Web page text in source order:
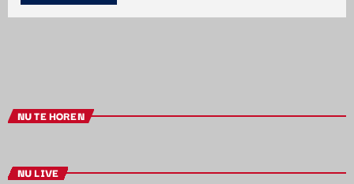
NU TE HOREN
NU LIVE